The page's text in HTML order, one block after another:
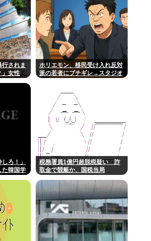
されま
」女性
ホリエモン、移民受け入れ反対
派の若者にブチギレ→スタジオ
者反対派だぞ
ろ！」
た韓国学
税務署員1億円超脱税疑い 詐
取金で競艇か、国税当局